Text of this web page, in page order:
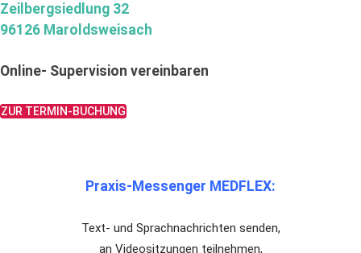
Zeilbergsiedlung 32
96126 Maroldsweisach
Online- Supervision vereinbaren
ZUR TERMIN-BUCHUNG
Praxis-Messenger MEDFLEX:
Text- und Sprachnachrichten senden,
an Videositzungen teilnehmen,